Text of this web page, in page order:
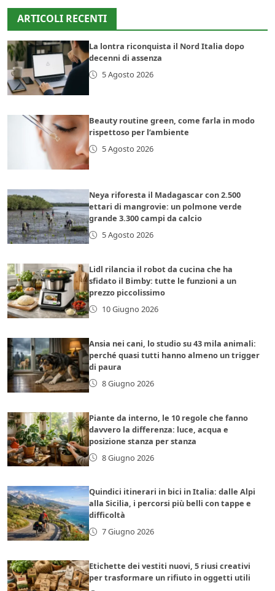
ARTICOLI RECENTI
La lontra riconquista il Nord Italia dopo
decenni di assenza
5 Agosto 2026
Beauty routine green, come farla in modo
rispettoso per l’ambiente
5 Agosto 2026
Neya riforesta il Madagascar con 2.500
ettari di mangrovie: un polmone verde
grande 3.300 campi da calcio
5 Agosto 2026
Lidl rilancia il robot da cucina che ha
sfidato il Bimby: tutte le funzioni a un
prezzo piccolissimo
10 Giugno 2026
Ansia nei cani, lo studio su 43 mila animali:
perché quasi tutti hanno almeno un trigger
di paura
8 Giugno 2026
Piante da interno, le 10 regole che fanno
davvero la differenza: luce, acqua e
posizione stanza per stanza
8 Giugno 2026
Quindici itinerari in bici in Italia: dalle Alpi
alla Sicilia, i percorsi più belli con tappe e
difficoltà
7 Giugno 2026
Etichette dei vestiti nuovi, 5 riusi creativi
per trasformare un rifiuto in oggetti utili